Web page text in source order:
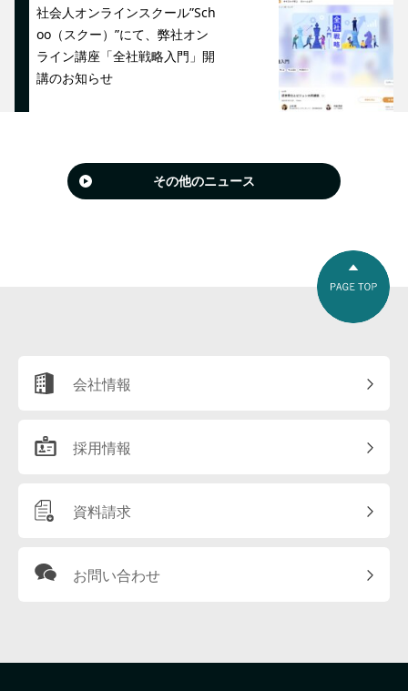
社会人オンラインスクール”Sch
oo（スクー）”にて、弊社オン
ライン講座「全社戦略入門」開
講のお知らせ
その他のニュース
会社情報
採用情報
資料請求
お問い合わせ